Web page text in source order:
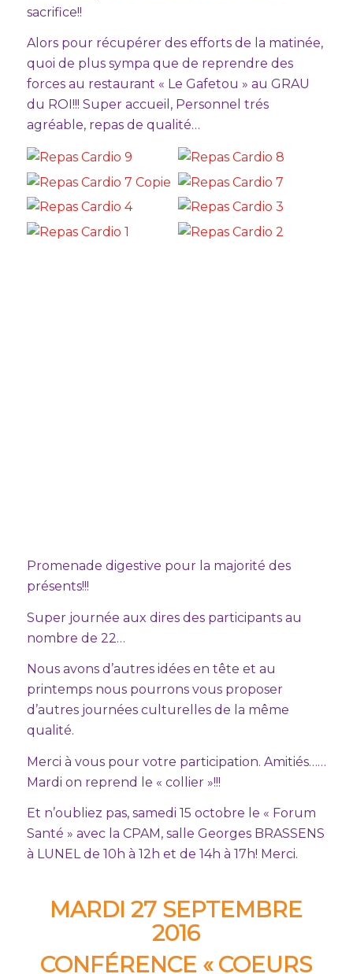
sacrifice!!
Alors pour récupérer des efforts de la matinée,
quoi de plus sympa que de reprendre des
forces au restaurant « Le Gafetou » au GRAU
du ROI!!! Super accueil, Personnel trés
agréable, repas de qualité…
Promenade digestive pour la majorité des
présents!!!
Super journée aux dires des participants au
nombre de 22…
Nous avons d’autres idées en tête et au
printemps nous pourrons vous proposer
d’autres journées culturelles de la même
qualité.
Merci à vous pour votre participation. Amitiés……
Mardi on reprend le « collier »!!!
Et n’oubliez pas, samedi 15 octobre le « Forum
Santé » avec la CPAM, salle Georges BRASSENS
à LUNEL de 10h à 12h et de 14h à 17h! Merci.
MARDI 27 SEPTEMBRE
2016
CONFÉRENCE « COEURS